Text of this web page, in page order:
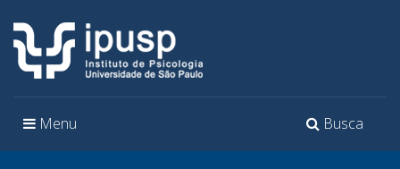
Toggle
Busca
Toggle
Menu